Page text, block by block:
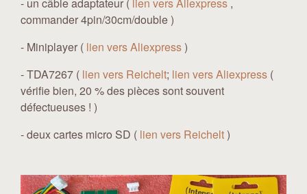
- un câble adaptateur ( lien vers Aliexpress ,
commander 4pin/30cm/double )
- Miniplayer ( lien vers Aliexpress)
- TDA7267 ( lien vers Reichelt; lien vers Aliexpress (
vérifie bien, 20 % des pièces sont souvent
défectueuses ! )
- deux cartes micro SD ( lien vers Reichelt)